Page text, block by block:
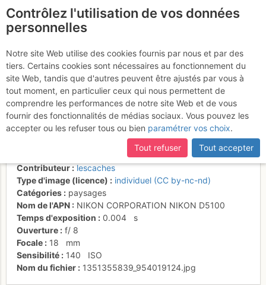
Tête de Lassy - la Croix
de Fer, le passage de
Monthieu et le Colonney
25 oct. 2012 13:57
Contributeur
lescaches
Type d'image (licence)
individuel (CC by-nc-nd)
Catégories
paysages
Nom de l'APN
NIKON CORPORATION NIKON D5100
Temps d'exposition
0.004
s
Ouverture
f/ 8
Focale
18
mm
Sensibilité
140
ISO
Nom du fichier
1351355839_954019124.jpg
Contrôlez l'utilisation de vos données
personnelles
Notre site Web utilise des cookies fournis par nous et par des
tiers. Certains cookies sont nécessaires au fonctionnement du
site Web, tandis que d'autres peuvent être ajustés par vous à
tout moment, en particulier ceux qui nous permettent de
comprendre les performances de notre site Web et de vous
fournir des fonctionnalités de médias sociaux. Vous pouvez les
accepter ou les refuser tous ou bien paramétrer vos choix.
Tout refuser
Tout accepter